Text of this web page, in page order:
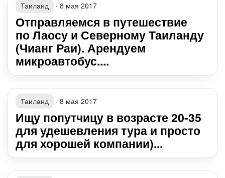
Таиланд · 8 мая 2017
Отправляемся в путешествие
по Лаосу и Северному Таиланду
(Чианг Раи). Арендуем
микроавтобус....
Таиланд · 8 мая 2017
Ищу попутчицу в возрасте 20-35
для удешевления тура и просто
для хорошей компании)...